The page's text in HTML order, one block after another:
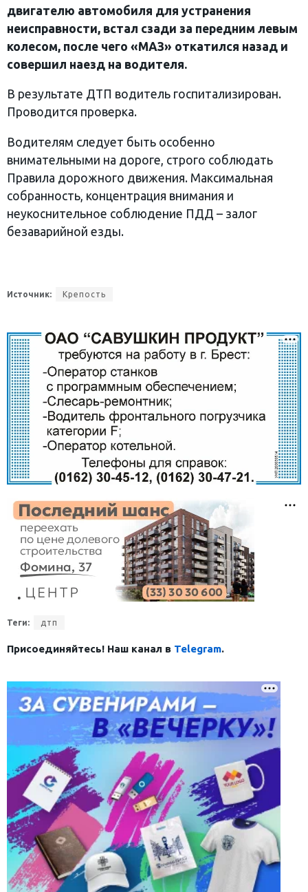
двигателю автомобиля для устранения
неисправности, встал сзади за передним левым
колесом, после чего «МАЗ» откатился назад и
совершил наезд на водителя.
В результате ДТП водитель госпитализирован.
Проводится проверка.
Водителям следует быть особенно
внимательными на дороге, строго соблюдать
Правила дорожного движения. Максимальная
собранность, концентрация внимания и
неукоснительное соблюдение ПДД – залог
безаварийной езды.
Источник: Крепость
Теги: дтп
Присоединяйтесь! Наш канал в Telegram.